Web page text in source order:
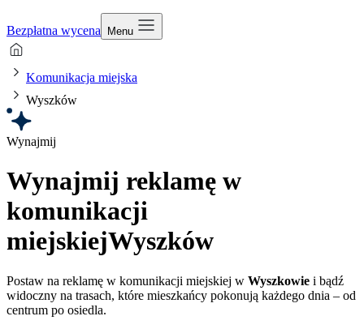
Bezpłatna wycena Menu
Komunikacja miejska
Wyszków
Wynajmij
Wynajmij reklamę w
komunikacji
miejskiejWyszków
Postaw na reklamę w komunikacji miejskiej w Wyszkowie i bądź
widoczny na trasach, które mieszkańcy pokonują każdego dnia – od
centrum po osiedla.